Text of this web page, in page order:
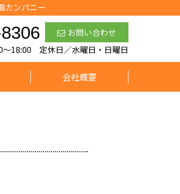
カンパニー
お問い合わせ
～18:00 定休日／水曜日・日曜日
会社概要